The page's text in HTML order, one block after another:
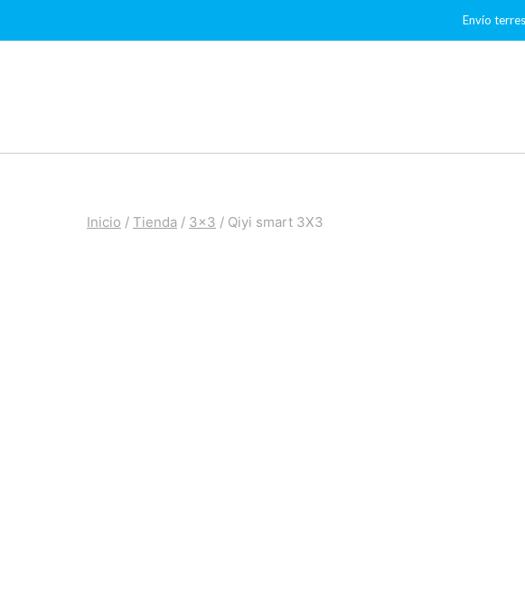
al
Envío
Inicio / Tienda / 3x3 / Qiyi smart 3X3